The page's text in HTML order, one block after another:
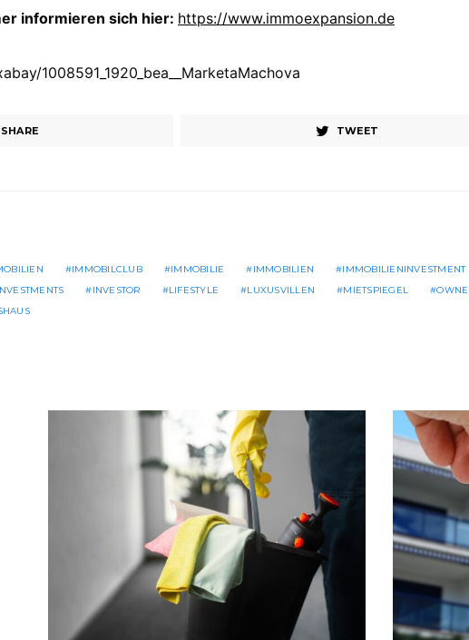
informieren sich hier: https://www.immoexpansion.de
1008591_1920_bea__MarketaMachova
SHARE TWEET
IMMOBILCLUB IMMOBILIE IMMOBILIEN
IMMOBILIENINVESTMENT
INVESTOR LIFESTYLE LUXUSVILLEN MIETSPIEGEL